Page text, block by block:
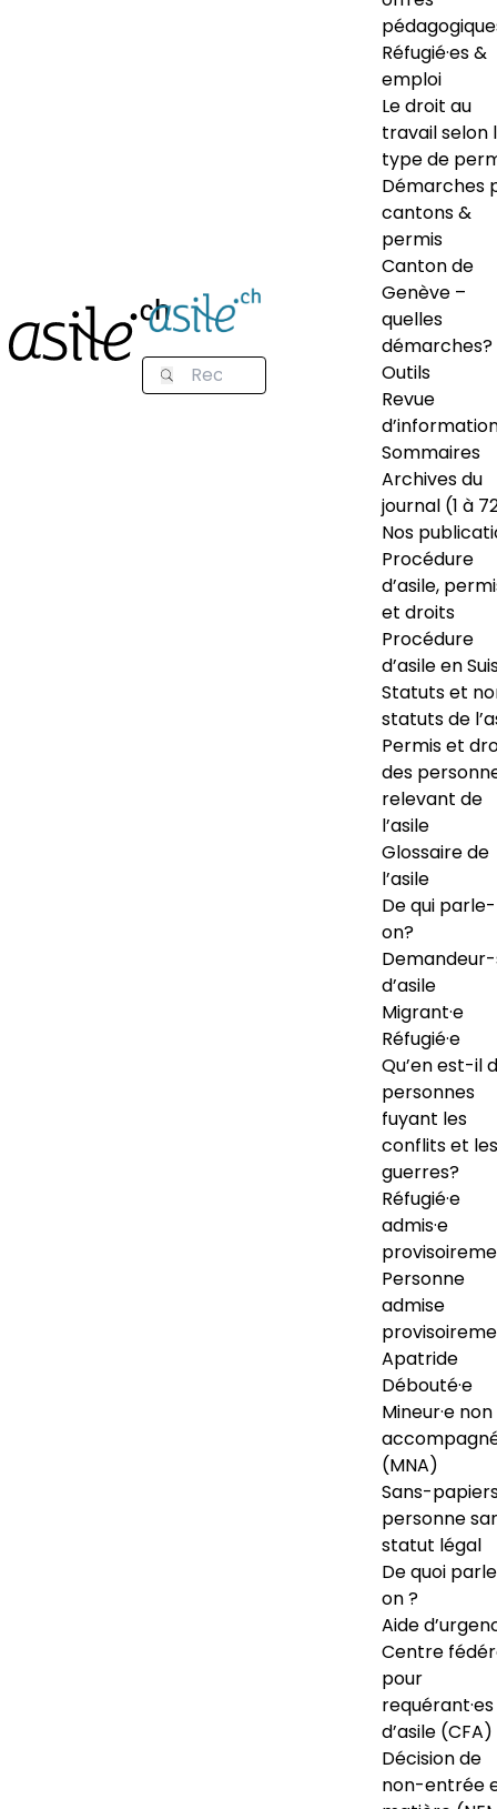
Réfugié·es &
emploi
Le droit au
travail selon
type de
Démarches
cantons &
permis
Canton de
Genève –
quelles
démarches?
Outils
Revue
Sommaires
Archives du
journal (1 à
Nos
Procédure
d’asile,
et droits
Procédure
d’asile en
Statuts et
statuts de
Permis et
des
relevant de
l’asile
Glossaire de
l’asile
De qui
on?
d’asile
Migrant·e
Réfugié·e
Qu’en est-il
personnes
fuyant les
conflits et les
guerres?
Réfugié·e
admis·e
Personne
admise
Apatride
Débouté·e
Mineur·e non
(MNA)
Sans-
personne
statut légal
De quoi
on ?
Aide
Centre
pour
requérant·es
d’asile (CFA)
Décision de
non-entrée